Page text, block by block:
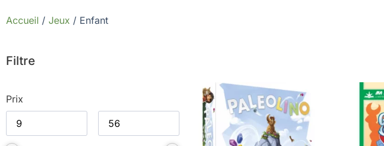
Accueil / Jeux / Enfant
Filtre
Prix